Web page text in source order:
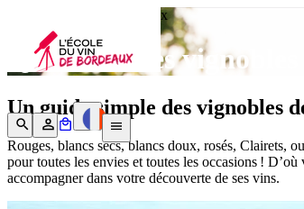
L'école du Vin de Bordeaux
Quels sont les
Un guide simple des vignobles
Rouges, blancs secs, blancs doux, rosés, Clairets,
pour toutes les envies et toutes les occasions !
accompagner dans votre découverte de ses vins.